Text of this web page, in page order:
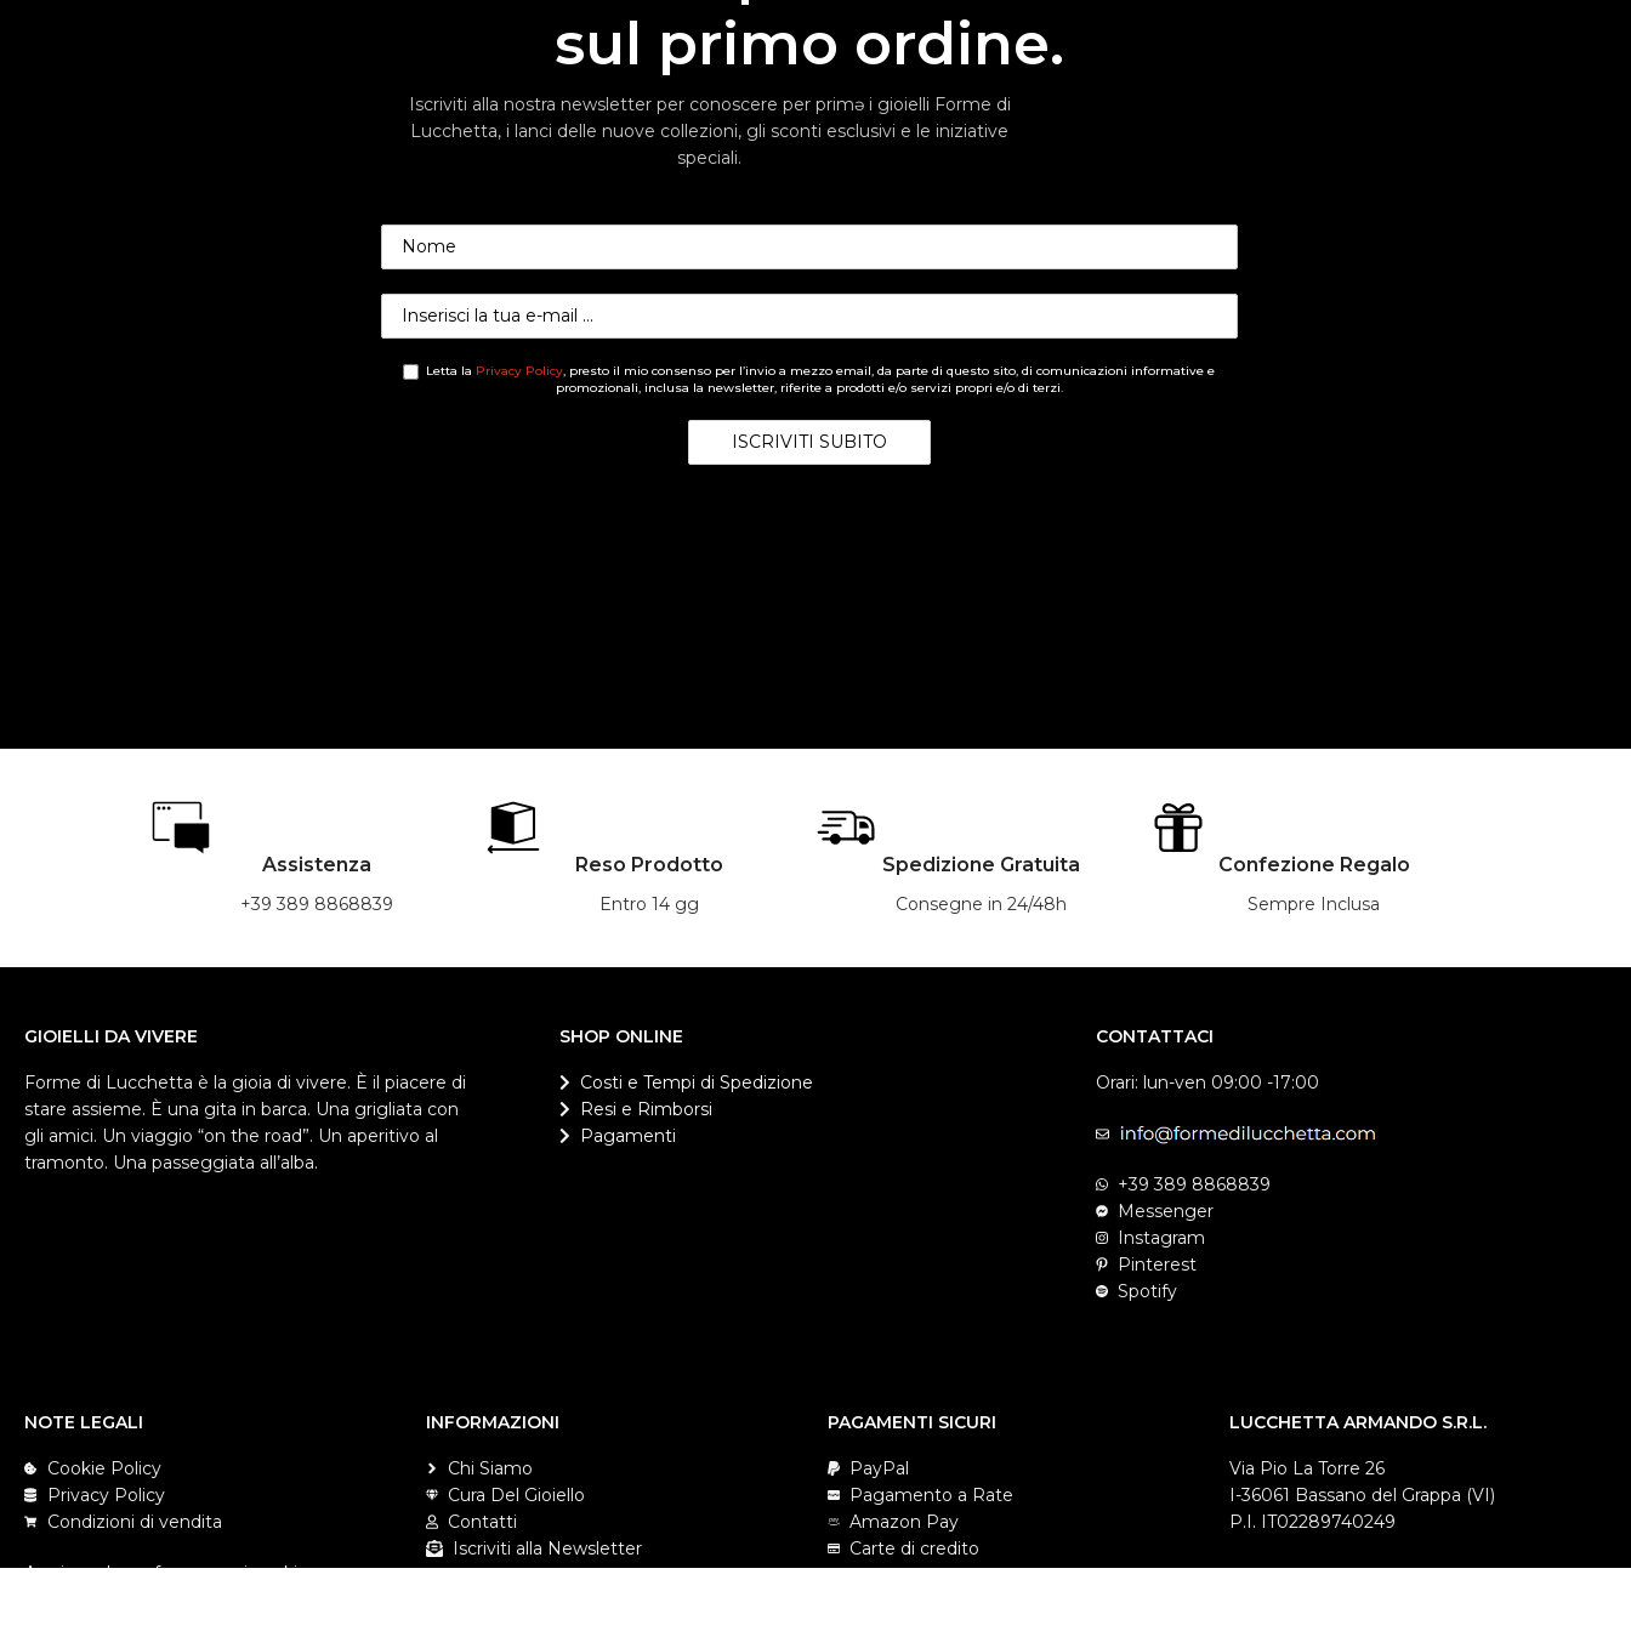
sul primo ordine.
Iscriviti alla nostra newsletter per conoscere per primə i gioielli Forme di
Lucchetta, i lanci delle nuove collezioni, gli sconti esclusivi e le iniziative
speciali.
Letta la Privacy Policy, presto il mio consenso per l’invio a mezzo email, da parte di questo sito, di comunicazioni informative e
promozionali, inclusa la newsletter, riferite a prodotti e/o servizi propri e/o di terzi.
Assistenza
+39 389 8868839
Reso Prodotto
Entro 14 gg
Spedizione Gratuita
Consegne in 24/48h
Confezione Regalo
Sempre Inclusa
GIOIELLI DA VIVERE
Forme di Lucchetta è la gioia di vivere. È il piacere di
stare assieme. È una gita in barca. Una grigliata con
gli amici. Un viaggio “on the road”. Un aperitivo al
tramonto. Una passeggiata all’alba.
SHOP ONLINE
Costi e Tempi di Spedizione
Resi e Rimborsi
Pagamenti
CONTATTACI
Orari: lun-ven 09:00 -17:00
+39 389 8868839
Messenger
Instagram
Pinterest
Spotify
NOTE LEGALI
Cookie Policy
Privacy Policy
Condizioni di vendita
Aggiorna le preferenze sui cookie
INFORMAZIONI
Chi Siamo
Cura Del Gioiello
Contatti
Iscriviti alla Newsletter
PAGAMENTI SICURI
PayPal
Pagamento a Rate
Amazon Pay
Carte di credito
LUCCHETTA ARMANDO S.R.L.
Via Pio La Torre 26
I-36061 Bassano del Grappa (VI)
P.I. IT02289740249